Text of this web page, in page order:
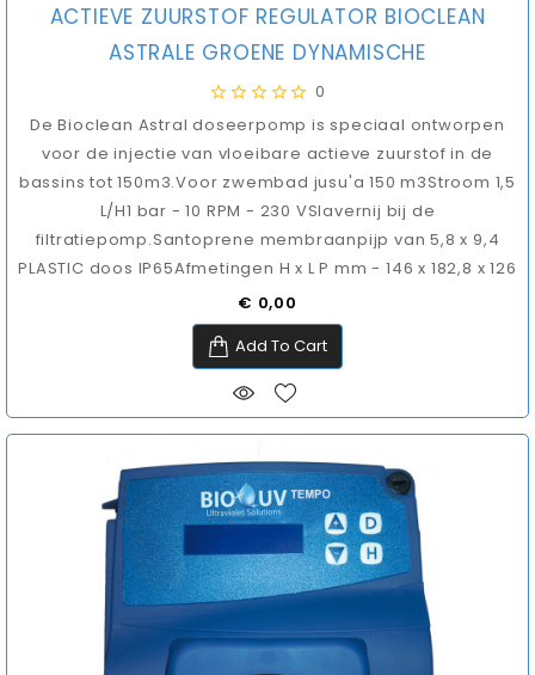
ACTIEVE ZUURSTOF REGULATOR BIOCLEAN
ASTRALE GROENE DYNAMISCHE
0
De Bioclean Astral doseerpomp is speciaal ontworpen
voor de injectie van vloeibare actieve zuurstof in de
bassins tot 150m3.Voor zwembad jusu'a 150 m3Stroom 1,5
L/H1 bar - 10 RPM - 230 VSlavernij bij de
filtratiepomp.Santoprene membraanpijp van 5,8 x 9,4
PLASTIC doos IP65Afmetingen H x L P mm - 146 x 182,8 x 126
Prijs
€ 0,00
Add To Cart